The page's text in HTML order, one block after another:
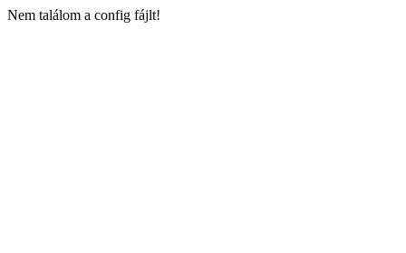
Nem találom a config fájlt!